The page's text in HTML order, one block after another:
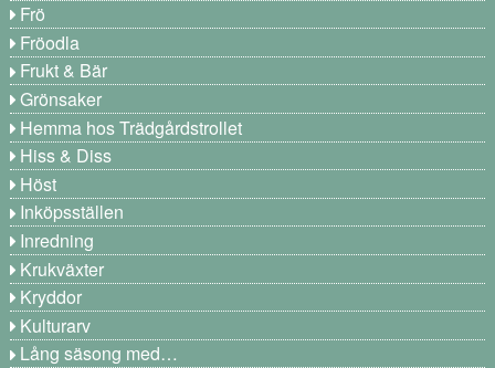
Frö
Fröodla
Frukt & Bär
Grönsaker
Hemma hos Trädgårdstrollet
Hiss & Diss
Höst
Inköpsställen
Inredning
Krukväxter
Kryddor
Kulturarv
Lång säsong med…